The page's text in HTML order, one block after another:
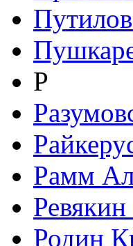
Р
Рамм
Родин